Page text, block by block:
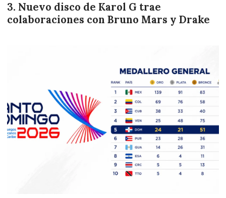
Nuevo disco de Karol G trae
colaboraciones con Bruno Mars y Drake